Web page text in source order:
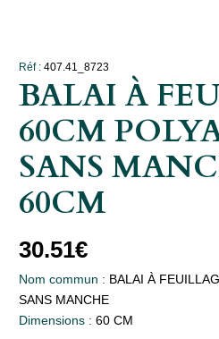
Réf : 407.41_8723
BALAI À
60CM
SANS
60CM
30.51€
Nom commun : BALAI À
SANS MANCHE
Dimensions : 60 CM